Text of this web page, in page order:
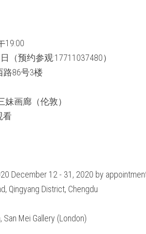
19:00
（预约参观:17711037480）
86号3楼
画廊（伦敦）
看
December 12 - 31, 2020 by
Qingyang District, Chengdu
Mei Gallery (London)